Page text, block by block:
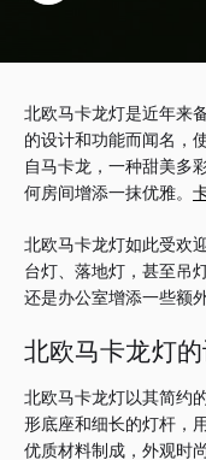
北欧马卡龙灯是近年来
的设计和功能而闻名，
自马卡龙，一种甜美多
何房间增添一抹优雅。
北欧马卡龙灯如此受欢
台灯、落地灯，甚至吊
还是办公室增添一些额
北欧马卡龙灯
北欧马卡龙灯以其简约
形底座和细长的灯杆，
优质材料制成，外观时尚